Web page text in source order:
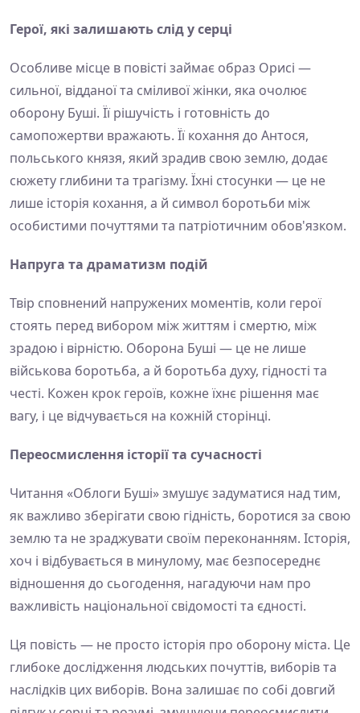
Герої, які залишають слід у серці
Особливе місце в повісті займає образ Орисі —
сильної, відданої та сміливої жінки, яка очолює
оборону Буші. Її рішучість і готовність до
самопожертви вражають. Її кохання до Антося,
польського князя, який зрадив свою землю, додає
сюжету глибини та трагізму. Їхні стосунки — це не
лише історія кохання, а й символ боротьби між
особистими почуттями та патріотичним обов'язком.
Напруга та драматизм подій
Твір сповнений напружених моментів, коли герої
стоять перед вибором між життям і смертю, між
зрадою і вірністю. Оборона Буші — це не лише
військова боротьба, а й боротьба духу, гідності та
честі. Кожен крок героїв, кожне їхнє рішення має
вагу, і це відчувається на кожній сторінці.
Переосмислення історії та сучасності
Читання «Облоги Буші» змушує задуматися над тим,
як важливо зберігати свою гідність, боротися за свою
землю та не зраджувати своїм переконанням. Історія,
хоч і відбувається в минулому, має безпосереднє
відношення до сьогодення, нагадуючи нам про
важливість національної свідомості та єдності.
Ця повість — не просто історія про оборону міста. Це
глибоке дослідження людських почуттів, виборів та
наслідків цих виборів. Вона залишає по собі довгий